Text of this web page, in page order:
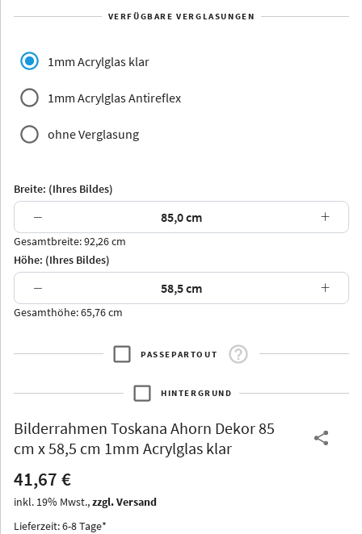
Jersey Dauphine
Arran Luzern
Thurgau
Iowa
VERFÜGBARE VERGLASUNGEN
1mm Acrylglas klar
1mm Acrylglas Antireflex
ohne Verglasung
Breite: (Ihres Bildes)
− +
Gesamtbreite: 92,26 cm
Höhe: (Ihres Bildes)
− +
Gesamthöhe: 65,76 cm
PASSEPARTOUT
HINTERGRUND
Bilderrahmen Toskana Ahorn Dekor 85
cm x 58,5 cm 1mm Acrylglas klar
41,67 €
inkl. 19% Mwst.,zzgl. Versand
Lieferzeit: 6-8 Tage*